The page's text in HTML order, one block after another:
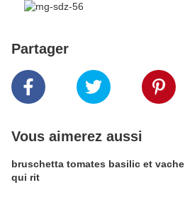
Partager
Vous aimerez aussi
bruschetta tomates basilic et vache
qui rit